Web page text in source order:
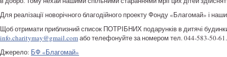
Для реалізації новорічного благодійного проекту Фонду «Благомай» і
Щоб отримати приблизний список ПОТРІБНИХ подарунків в дитячі
info.charitymay@gmail.comабо телефонуйте за номером тел. 044-583-50-61.
Джерело: БФ «Благомай»